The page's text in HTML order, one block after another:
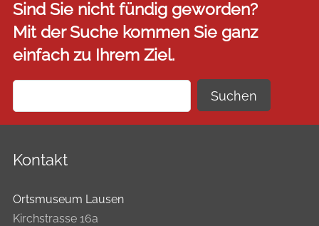
Sind Sie nicht fündig geworden?
Mit der Suche kommen Sie ganz
einfach zu Ihrem Ziel.
Suchen
Kontakt
Ortsmuseum Lausen
Kirchstrasse 16a